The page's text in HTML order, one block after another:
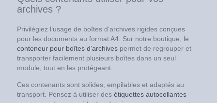
archives ?
Privilégiez l’usage de boîtes d’archives rigides conçues
pour les documents au format A4. Sur notre boutique, le
conteneur pour boîtes d’archives permet de regrouper et
transporter facilement plusieurs boîtes dans un seul
module, tout en les protégeant.
Ces contenants sont solides, empilables et adaptés au
transport. Pensez à utiliser des étiquettes autocollantes